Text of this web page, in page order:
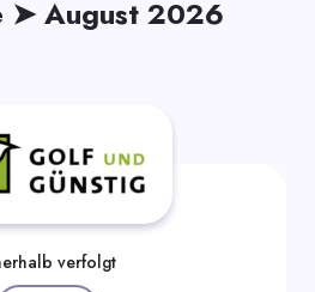
➤ August 2026
verfolgt